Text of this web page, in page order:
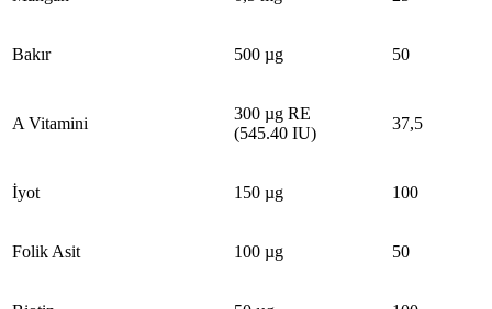
Bakır 500 µg 50
A Vitamini
300 µg RE
(545.40 IU)
37,5
İyot 150 µg 100
Folik Asit 100 µg 50